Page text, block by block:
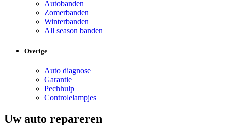
Autobanden
Zomerbanden
Winterbanden
All season banden
Overige
Auto diagnose
Garantie
Pechhulp
Controlelampjes
Uw auto repareren